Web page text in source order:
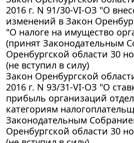
2016 г. N 91/30-VI-ОЗ "О
изменений в Закон
"О налоге на имущество
(принят Законодательным
Оренбургской области 30
(не вступил в силу)
Закон Оренбургской
2016 г. N 93/31-VI-ОЗ "О
прибыль организаций
категориям
Законодательным
Оренбургской области 30